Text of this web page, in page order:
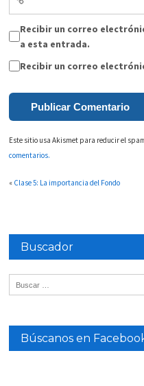
Recibir un correo
a esta entrada.
Recibir un correo
Este sitio usa Akismet para reducir el
comentarios.
« Clase 5: La importancia del Fondo
Buscador
Búscanos en